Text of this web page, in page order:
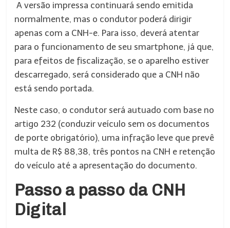
A versão impressa continuará sendo emitida
normalmente, mas o condutor poderá dirigir
apenas com a CNH-e. Para isso, deverá atentar
para o funcionamento de seu smartphone, já que,
para efeitos de fiscalização, se o aparelho estiver
descarregado, será considerado que a CNH não
está sendo portada.
Neste caso, o condutor será autuado com base no
artigo 232 (conduzir veículo sem os documentos
de porte obrigatório), uma infração leve que prevê
multa de R$ 88,38, três pontos na CNH e retenção
do veículo até a apresentação do documento.
Passo a passo da CNH
Digital